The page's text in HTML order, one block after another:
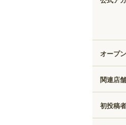
オープ
関連店
初投稿者